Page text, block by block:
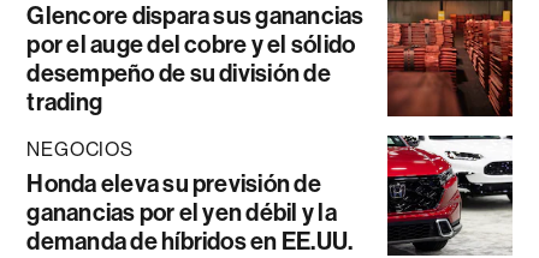
Glencore dispara sus ganancias
por el auge del cobre y el sólido
desempeño de su división de
trading
NEGOCIOS
Honda eleva su previsión de
ganancias por el yen débil y la
demanda de híbridos en EE.UU.